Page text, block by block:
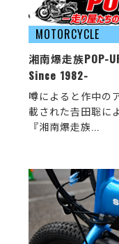
MOTORCYCLE
湘南爆走族POP-
Since 1982-
噂によると作中の
載された𠮷田聡に
『湘南爆走族...